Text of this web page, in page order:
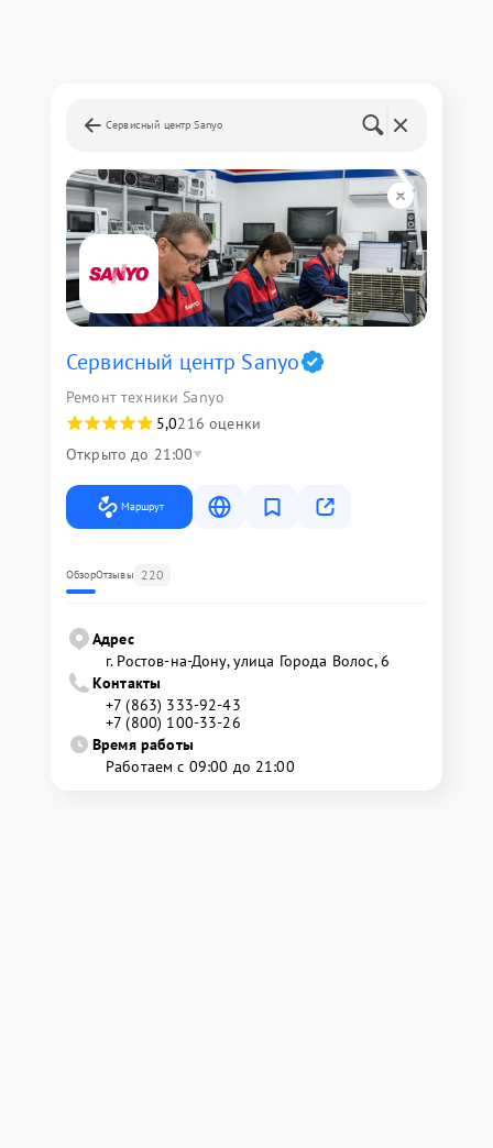
Сервисный центр Sanyo
Сервисный центр Sanyo
Ремонт техники Sanyo
5,0216 оценки
Открыто до 21:00
Маршрут
ОбзорОтзывы 220
Адрес
г. Ростов-на-Дону, улица Города Волос, 6
Контакты
+7 (863) 333-92-43
+7 (800) 100-33-26
Время работы
Работаем с 09:00 до 21:00